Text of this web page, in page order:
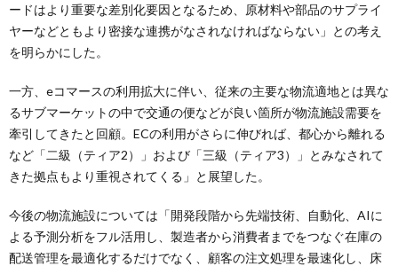
ードはより重要な差別化要因となるため、原材料や部品のサプライ
ヤーなどともより密接な連携がなされなければならない」との考え
を明らかにした。
一方、eコマースの利用拡大に伴い、従来の主要な物流適地とは異な
るサブマーケットの中で交通の便などが良い箇所が物流施設需要を
牽引してきたと回顧。ECの利用がさらに伸びれば、都心から離れる
など「二級（ティア2）」および「三級（ティア3）」とみなされて
きた拠点もより重視されてくる」と展望した。
今後の物流施設については「開発段階から先端技術、自動化、AIに
よる予測分析をフル活用し、製造者から消費者までをつなぐ在庫の
配送管理を最適化するだけでなく、顧客の注文処理を最速化し、床